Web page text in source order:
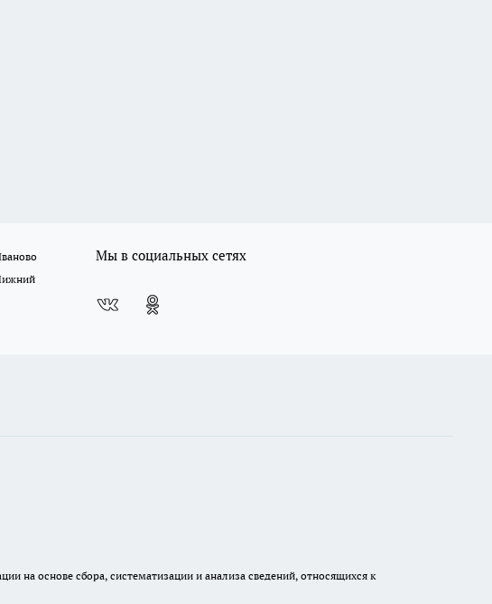
Мы в социальных сетях
на основе сбора, систематизации и анализа сведений, относящихся к